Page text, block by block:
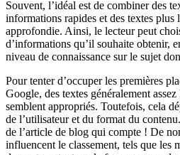
Souvent, l’idéal est de combiner des
informations rapides et des textes plus
approfondie. Ainsi, le lecteur peut
d’informations qu’il souhaite obtenir,
niveau de connaissance sur le sujet
Pour tenter d’occuper les premières
Google, des textes généralement
semblent appropriés. Toutefois, cela
de l’utilisateur et du format du
de l’article de blog qui compte ! De
influencent le classement, tels que les